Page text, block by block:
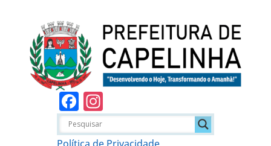
Facebook
Política de Privacidade